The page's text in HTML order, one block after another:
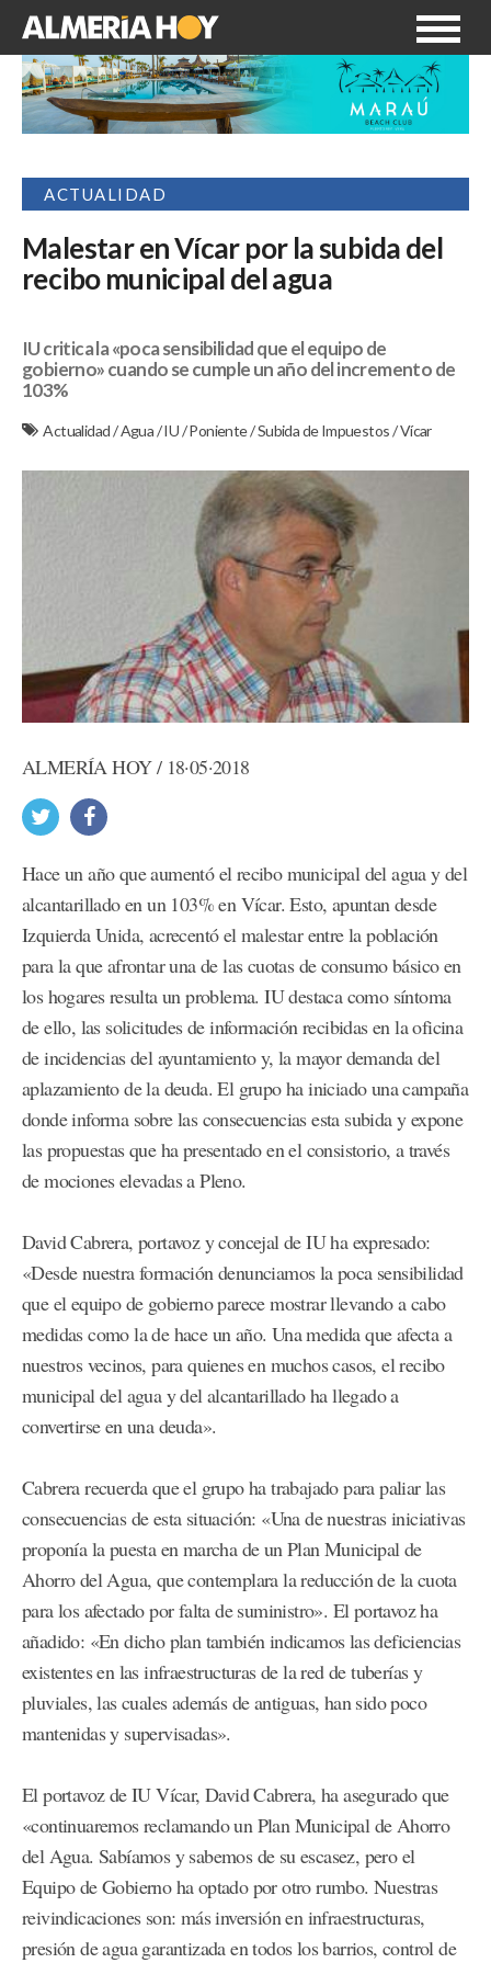
ACTUALIDAD
Malestar en Vícar por la subida del
recibo municipal del agua
IU critica la «poca sensibilidad que el equipo de
gobierno» cuando se cumple un año del incremento de
103%
Actualidad/Agua/IU/Poniente/Subida de Impuestos/Vícar
ALMERÍA HOY / 18·05·2018
Hace un año que aumentó el recibo municipal del agua y del
alcantarillado en un 103% en Vícar. Esto, apuntan desde
Izquierda Unida, acrecentó el malestar entre la población
para la que afrontar una de las cuotas de consumo básico en
los hogares resulta un problema. IU destaca como síntoma
de ello, las solicitudes de información recibidas en la oficina
de incidencias del ayuntamiento y, la mayor demanda del
aplazamiento de la deuda. El grupo ha iniciado una campaña
donde informa sobre las consecuencias esta subida y expone
las propuestas que ha presentado en el consistorio, a través
de mociones elevadas a Pleno.
David Cabrera, portavoz y concejal de IU ha expresado:
«Desde nuestra formación denunciamos la poca sensibilidad
que el equipo de gobierno parece mostrar llevando a cabo
medidas como la de hace un año. Una medida que afecta a
nuestros vecinos, para quienes en muchos casos, el recibo
municipal del agua y del alcantarillado ha llegado a
convertirse en una deuda».
Cabrera recuerda que el grupo ha trabajado para paliar las
consecuencias de esta situación: «Una de nuestras iniciativas
proponía la puesta en marcha de un Plan Municipal de
Ahorro del Agua, que contemplara la reducción de la cuota
para los afectado por falta de suministro». El portavoz ha
añadido: «En dicho plan también indicamos las deficiencias
existentes en las infraestructuras de la red de tuberías y
pluviales, las cuales además de antiguas, han sido poco
mantenidas y supervisadas».
El portavoz de IU Vícar, David Cabrera, ha asegurado que
«continuaremos reclamando un Plan Municipal de Ahorro
del Agua. Sabíamos y sabemos de su escasez, pero el
Equipo de Gobierno ha optado por otro rumbo. Nuestras
reivindicaciones son: más inversión en infraestructuras,
presión de agua garantizada en todos los barrios, control de